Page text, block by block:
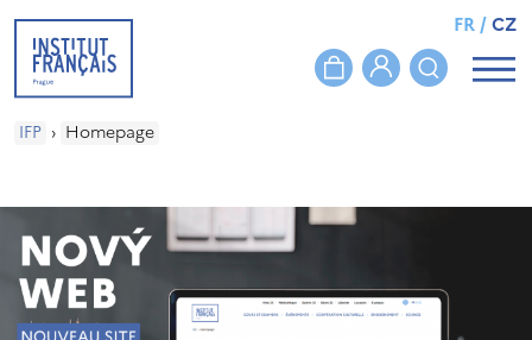
FR/CZ
IFP › Homepage